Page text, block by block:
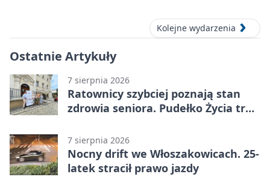
Kolejne wydarzenia
Ostatnie Artykuły
7 sierpnia 2026
Ratownicy szybciej poznają stan
zdrowia seniora. Pudełko Życia trafi
7 sierpnia 2026
Nocny drift we Włoszakowicach. 25-
latek stracił prawo jazdy